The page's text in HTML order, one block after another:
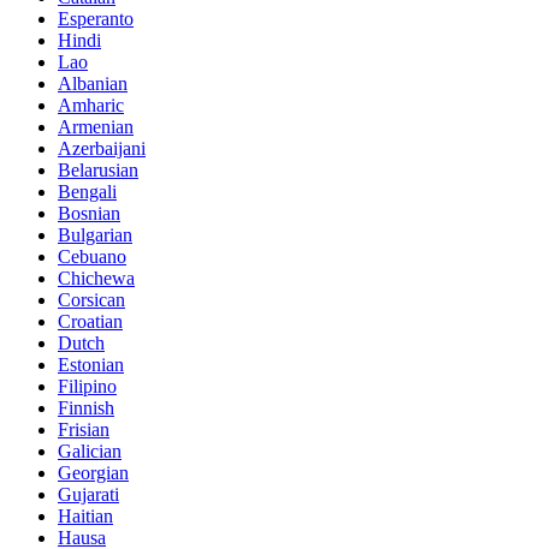
Esperanto
Hindi
Lao
Albanian
Amharic
Armenian
Azerbaijani
Belarusian
Bengali
Bosnian
Bulgarian
Cebuano
Chichewa
Corsican
Croatian
Dutch
Estonian
Filipino
Finnish
Frisian
Galician
Georgian
Gujarati
Haitian
Hausa